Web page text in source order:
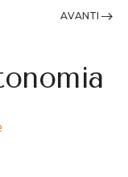
AVANTI